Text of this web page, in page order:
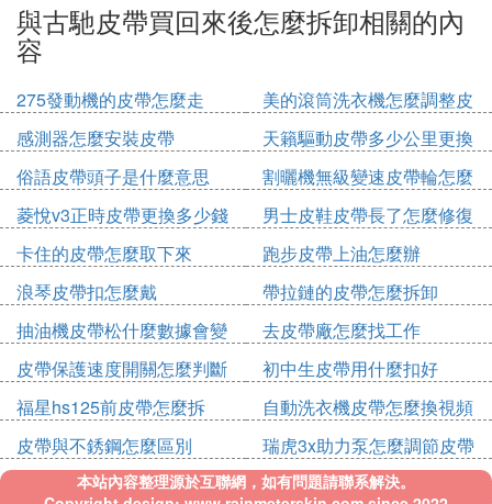
與古馳皮帶買回來後怎麼拆卸相關的內
容
275發動機的皮帶怎麼走
美的滾筒洗衣機怎麼調整皮
帶輪
感測器怎麼安裝皮帶
天籟驅動皮帶多少公里更換
俗語皮帶頭子是什麼意思
割曬機無級變速皮帶輪怎麼
拆
菱悅v3正時皮帶更換多少錢
男士皮鞋皮帶長了怎麼修復
卡住的皮帶怎麼取下來
跑步皮帶上油怎麼辦
浪琴皮帶扣怎麼戴
帶拉鏈的皮帶怎麼拆卸
抽油機皮帶松什麼數據會變
化
去皮帶廠怎麼找工作
皮帶保護速度開關怎麼判斷
好壞
初中生皮帶用什麼扣好
福星hs125前皮帶怎麼拆
自動洗衣機皮帶怎麼換視頻
皮帶與不銹鋼怎麼區別
瑞虎3x助力泵怎麼調節皮帶
本站內容整理源於互聯網，如有問題請聯系解決。